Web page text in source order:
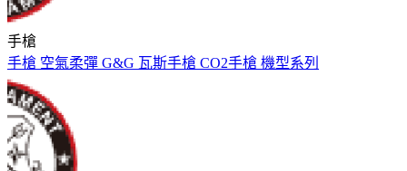
手槍
手槍 空氣柔彈 G&G 瓦斯手槍 CO2手槍 機型系列